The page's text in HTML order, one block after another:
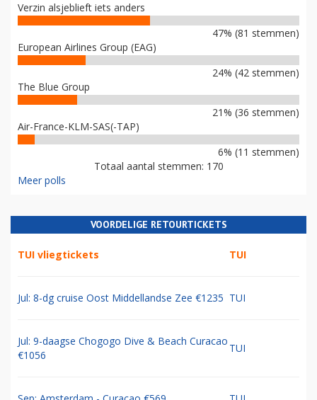
Verzin alsjeblieft iets anders
47% (81 stemmen)
European Airlines Group (EAG)
24% (42 stemmen)
The Blue Group
21% (36 stemmen)
Air-France-KLM-SAS(-TAP)
6% (11 stemmen)
Totaal aantal stemmen: 170
Meer polls
VOORDELIGE RETOURTICKETS
TUI vliegtickets TUI
Jul: 8-dg cruise Oost Middellandse Zee €1235 TUI
Jul: 9-daagse Chogogo Dive & Beach Curacao
€1056
TUI